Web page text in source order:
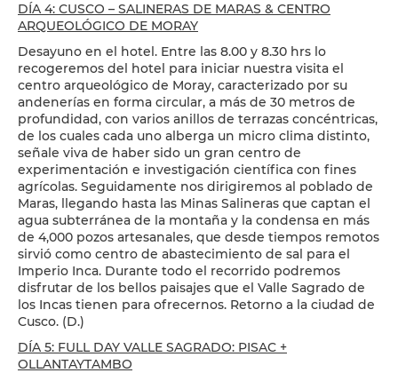
DÍA 4: CUSCO – SALINERAS DE MARAS & CENTRO
ARQUEOLÓGICO DE MORAY
Desayuno en el hotel. Entre las 8.00 y 8.30 hrs lo
recogeremos del hotel para iniciar nuestra visita el
centro arqueológico de Moray, caracterizado por su
andenerías en forma circular, a más de 30 metros de
profundidad, con varios anillos de terrazas concéntricas,
de los cuales cada uno alberga un micro clima distinto,
señale viva de haber sido un gran centro de
experimentación e investigación científica con fines
agrícolas. Seguidamente nos dirigiremos al poblado de
Maras, llegando hasta las Minas Salineras que captan el
agua subterránea de la montaña y la condensa en más
de 4,000 pozos artesanales, que desde tiempos remotos
sirvió como centro de abastecimiento de sal para el
Imperio Inca. Durante todo el recorrido podremos
disfrutar de los bellos paisajes que el Valle Sagrado de
los Incas tienen para ofrecernos. Retorno a la ciudad de
Cusco. (D.)
DÍA 5: FULL DAY VALLE SAGRADO: PISAC +
OLLANTAYTAMBO